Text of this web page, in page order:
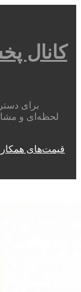
کانال
برای
لحظه‌ای و
قیمت‌های